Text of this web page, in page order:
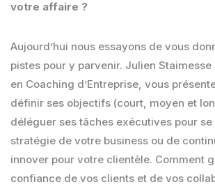
votre affaire ?
Aujourd’hui nous essayons de vous
pistes pour y parvenir. Julien
en Coaching d’Entreprise, vous
définir ses objectifs (court, moyen et
déléguer ses tâches exécutives pour
stratégie de votre business ou de
innover pour votre clientèle. Comment
confiance de vos clients et de vos